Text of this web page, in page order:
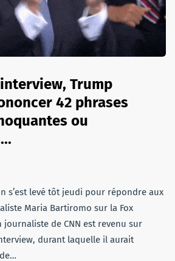
Trump
42 phrases
ou
s’est levé tôt jeudi pour répondre aux
Maria Bartiromo sur la Fox
journaliste de CNN est revenu sur
durant laquelle il aurait